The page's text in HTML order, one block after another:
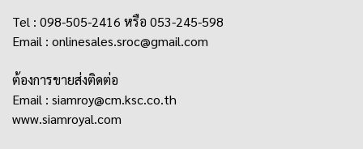
Tel : 098-505-2416 หรือ 053-245-598
Email : onlinesales.sroc@gmail.com
ต้องการขายส่งติดต่อ
Email : siamroy@cm.ksc.co.th
www.siamroyal.com